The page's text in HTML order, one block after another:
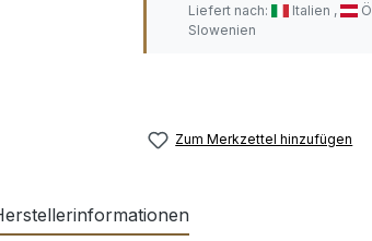
Liefert nach:
Italien
Slowenien
Zum Merkzettel hinzufügen